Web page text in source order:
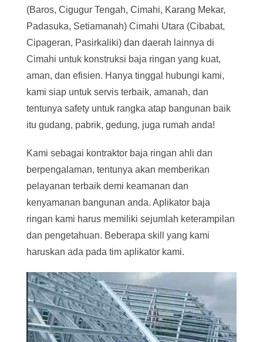
(Baros, Cigugur Tengah, Cimahi, Karang Mekar,
Padasuka, Setiamanah) Cimahi Utara (Cibabat,
Cipageran, Pasirkaliki) dan daerah lainnya di
Cimahi untuk konstruksi baja ringan yang kuat,
aman, dan efisien. Hanya tinggal hubungi kami,
kami siap untuk servis terbaik, amanah, dan
tentunya safety untuk rangka atap bangunan baik
itu gudang, pabrik, gedung, juga rumah anda!
Kami sebagai kontraktor baja ringan ahli dan
berpengalaman, tentunya akan memberikan
pelayanan terbaik demi keamanan dan
kenyamanan bangunan anda. Aplikator baja
ringan kami harus memiliki sejumlah keterampilan
dan pengetahuan. Beberapa skill yang kami
haruskan ada pada tim aplikator kami.